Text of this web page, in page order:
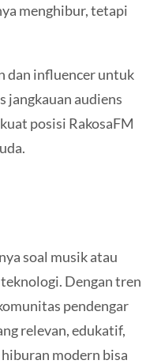
menghibur, tetapi
dan influencer untuk
jangkauan audiens
posisi RakosaFM
soal musik atau
Dengan tren
pendengar
relevan, edukatif,
modern bisa